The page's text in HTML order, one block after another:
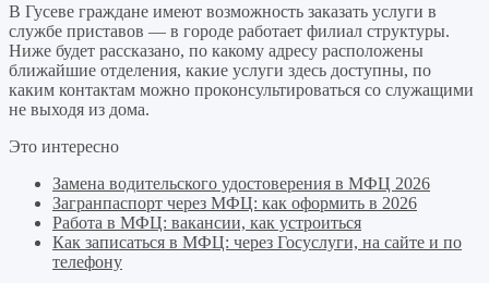
В Гусеве граждане имеют возможность заказать услуги в
службе приставов — в городе работает филиал структуры.
Ниже будет рассказано, по какому адресу расположены
ближайшие отделения, какие услуги здесь доступны, по
каким контактам можно проконсультироваться со служащими
не выходя из дома.
Это интересно
Замена водительского удостоверения в МФЦ 2026
Загранпаспорт через МФЦ: как оформить в 2026
Работа в МФЦ: вакансии, как устроиться
Как записаться в МФЦ: через Госуслуги, на сайте и по
телефону